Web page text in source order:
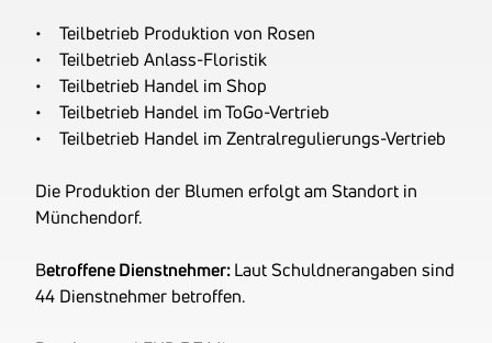
Waibel Münchendorf
GmbH (FN 300120 d)
durch Spaltung
übernommen.
Gründungsjahr
2015
Firmenbuchnummer
FN 442950 y
UID-Nummer
Datum der letzten
Bilanz
30.06.2025
• Teilbetrieb Produktion von Rosen
• Teilbetrieb Anlass-Floristik
• Teilbetrieb Handel im Shop
• Teilbetrieb Handel im ToGo-Vertrieb
• Teilbetrieb Handel im Zentralregulierungs-Vertrieb
Die Produktion der Blumen erfolgt am Standort in
Münchendorf.
Betroffene Dienstnehmer: Laut Schuldnerangaben sind
44 Dienstnehmer betroffen.